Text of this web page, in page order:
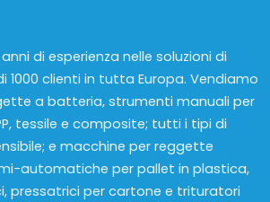
di esperienza nelle soluzioni di
1000 clienti in tutta Europa. Vendiamo
a batteria, strumenti manuali per
tessile e composite; tutti i tipi di
e macchine per reggette
automatiche per pallet in plastica,
pressatrici per cartone e trituratori